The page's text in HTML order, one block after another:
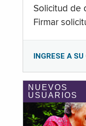
Solicitud de
Firmar
INGRESE A
NUEVOS
USUARIOS